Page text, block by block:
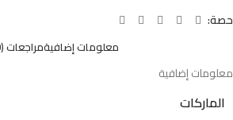
حصة:
معلومات إضافيةمراجعات (0)
معلومات إضافية
الماركات